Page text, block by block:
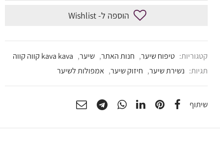
הוספה ל- Wishlist
קטגוריות: טיפוח שיער, חנות האתר, שיער, kava kava קווה קווה
תגיות: נשירת שיער, חיזוק שיער, אמפולות לשיער
שיתוף